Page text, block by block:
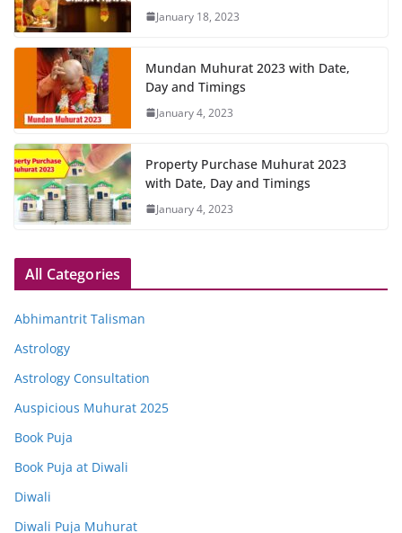
January 18, 2023
Mundan Muhurat 2023 with Date,
Day and Timings
January 4, 2023
Property Purchase Muhurat 2023
with Date, Day and Timings
January 4, 2023
All Categories
Abhimantrit Talisman
Astrology
Astrology Consultation
Auspicious Muhurat 2025
Book Puja
Book Puja at Diwali
Diwali
Diwali Puja Muhurat